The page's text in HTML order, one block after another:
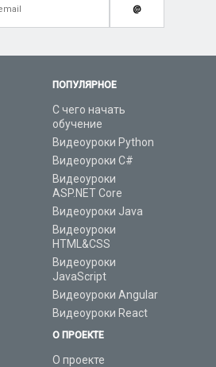
ПОПУЛЯРНОЕ
С чего начать
обучение
Видеоуроки Python
Видеоуроки C#
Видеоуроки
ASP.NET Core
Видеоуроки Java
Видеоуроки
HTML&CSS
Видеоуроки
JavaScript
Видеоуроки Angular
Видеоуроки React
О ПРОЕКТЕ
О проекте
@